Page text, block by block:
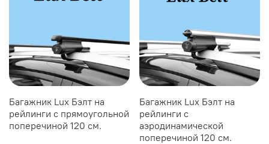
Багажник Lux Бэлт на
рейлинги с прямоугольной
поперечиной 120 см.
Багажник Lux Бэлт на
рейлинги с
аэродинамической
поперечиной 120 см.